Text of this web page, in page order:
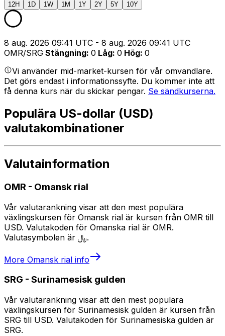
12H 1D 1W 1M 1Y 2Y 5Y 10Y
8 aug. 2026 09:41 UTC - 8 aug. 2026 09:41 UTC
OMR/SRG Stängning: 0 Låg: 0 Hög: 0
Vi använder mid-market-kursen för vår omvandlare.
Det görs endast i informationssyfte. Du kommer inte att
få denna kurs när du skickar pengar. Se sändkurserna.
Populära US-dollar (USD)
valutakombinationer
Valutainformation
OMR - Omansk rial
Vår valutarankning visar att den mest populära
växlingskursen för Omansk rial är kursen från OMR till
USD. Valutakoden för Omanska rial är OMR.
Valutasymbolen är ﷼.
More Omansk rial info
SRG - Surinamesisk gulden
Vår valutarankning visar att den mest populära
växlingskursen för Surinamesisk gulden är kursen från
SRG till USD. Valutakoden för Surinamesiska gulden är
SRG.